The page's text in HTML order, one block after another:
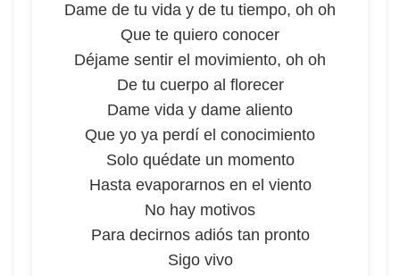
Dame de tu vida y de tu tiempo, oh oh
Que te quiero conocer
Déjame sentir el movimiento, oh oh
De tu cuerpo al florecer
Dame vida y dame aliento
Que yo ya perdí el conocimiento
Solo quédate un momento
Hasta evaporarnos en el viento
No hay motivos
Para decirnos adiós tan pronto
Sigo vivo